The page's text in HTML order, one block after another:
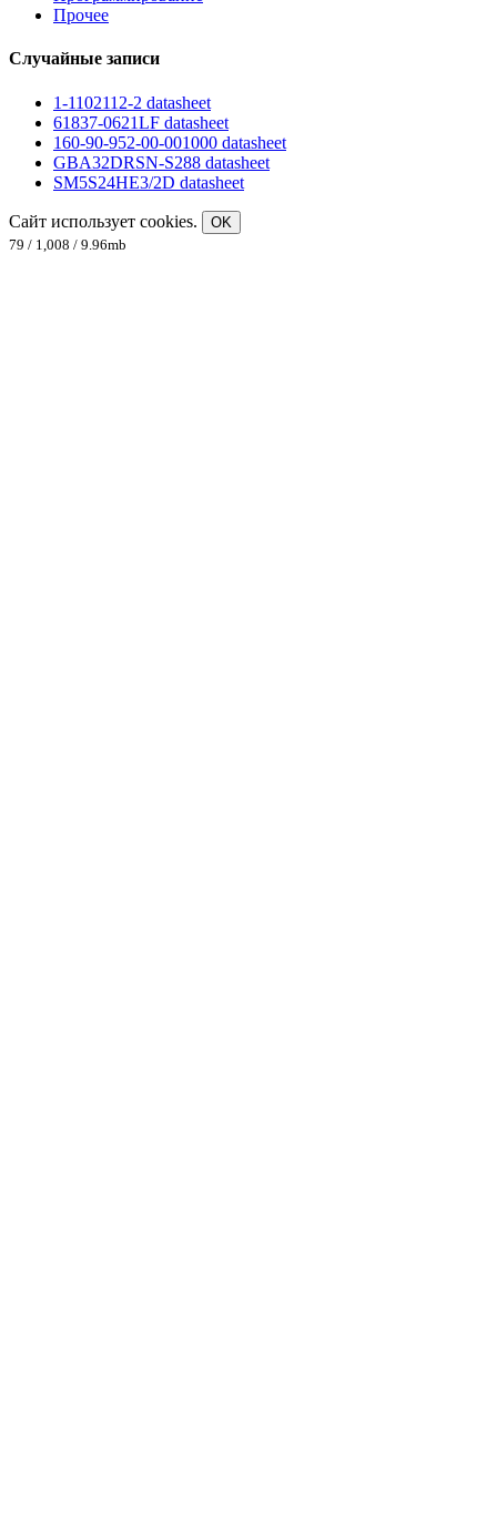
Прочее
Случайные записи
1-1102112-2 datasheet
61837-0621LF datasheet
160-90-952-00-001000 datasheet
GBA32DRSN-S288 datasheet
SM5S24HE3/2D datasheet
Сайт использует cookies.
OK
79 / 1,008 / 9.96mb